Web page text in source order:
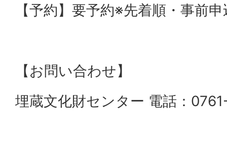
【予約】要予約※先着順・事前
【お問い合わせ】
埋蔵文化財センター 電話：